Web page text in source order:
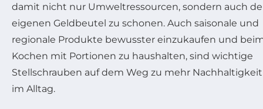
damit nicht nur Umweltressourcen, sondern auch
eigenen Geldbeutel zu schonen. Auch saisonale und
regionale Produkte bewusster einzukaufen und
Kochen mit Portionen zu haushalten, sind wichtige
Stellschrauben auf dem Weg zu mehr Nachhaltigkeit
im Alltag.